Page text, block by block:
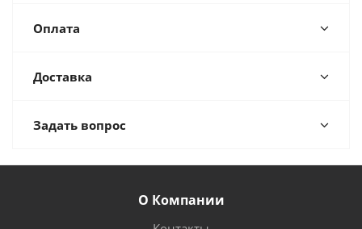
Оплата
Доставка
Задать вопрос
О Компании